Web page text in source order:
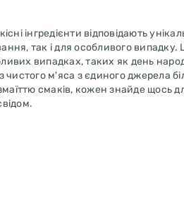
інгредієнти відповідають
так і для особливого випадку.
випадках, таких як день
м'яса з єдиного джерела
смаків, кожен знайде щось
консервантів, синтетичних